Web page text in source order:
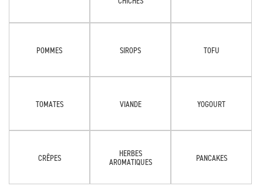
POMMES SIROPS TOFU
TOMATES VIANDE YOGOURT
CRÊPES
HERBES
AROMATIQUES
PANCAKES